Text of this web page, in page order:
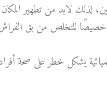
لذلك لابد من تطهير
للتخلص من بق الفراش
يشكل خطر على صحة